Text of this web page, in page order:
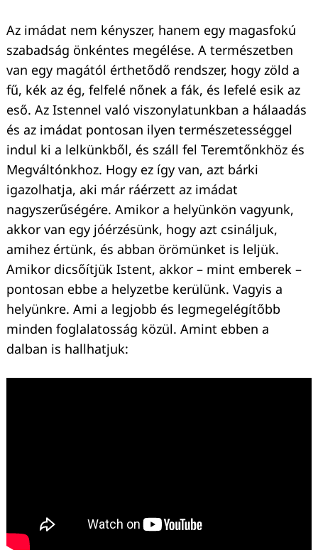
Az imádat nem kényszer, hanem egy magasfokú
szabadság önkéntes megélése. A természetben
van egy magától érthetődő rendszer, hogy zöld a
fű, kék az ég, felfelé nőnek a fák, és lefelé esik az
eső. Az Istennel való viszonylatunkban a hálaadás
és az imádat pontosan ilyen természetességgel
indul ki a lelkünkből, és száll fel Teremtőnkhöz és
Megváltónkhoz. Hogy ez így van, azt bárki
igazolhatja, aki már ráérzett az imádat
nagyszerűségére. Amikor a helyünkön vagyunk,
akkor van egy jóérzésünk, hogy azt csináljuk,
amihez értünk, és abban örömünket is leljük.
Amikor dicsőítjük Istent, akkor – mint emberek –
pontosan ebbe a helyzetbe kerülünk. Vagyis a
helyünkre. Ami a legjobb és legmegelégítőbb
minden foglalatosság közül. Amint ebben a
dalban is hallhatjuk: